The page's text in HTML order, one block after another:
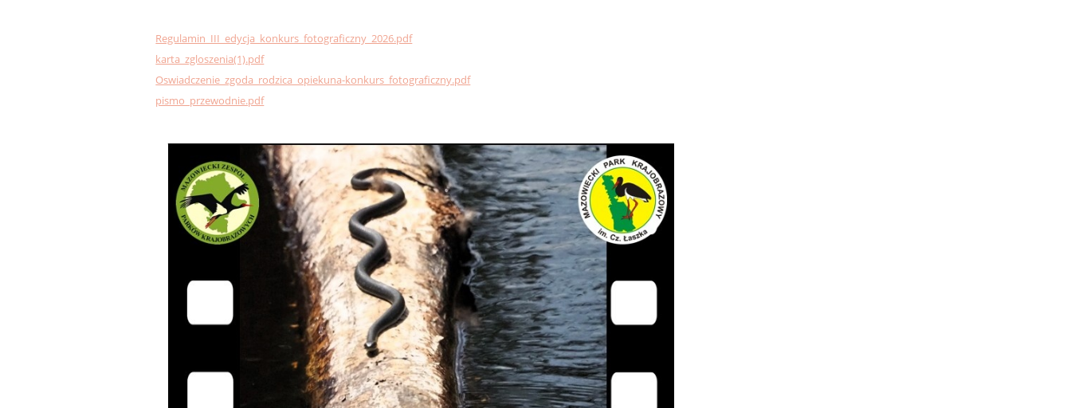
Regulamin_III_edycja_konkurs_fotograficzny_2026.pdf
karta_zgloszenia(1).pdf
Oswiadczenie_zgoda_rodzica_opiekuna-konkurs_fotograficzny.pdf
pismo_przewodnie.pdf